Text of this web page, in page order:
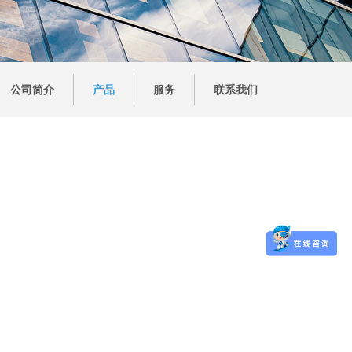
公司简介 产品 服务 联系我们